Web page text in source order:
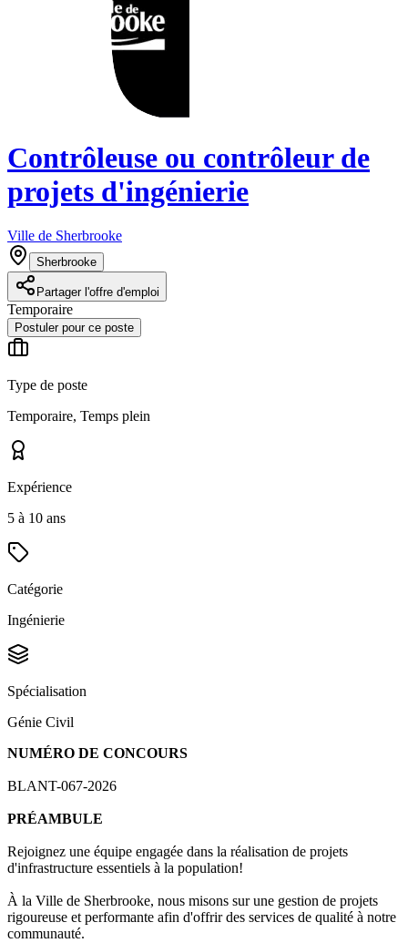
Contrôleuse ou contrôleur de
projets d'ingénierie
Ville de Sherbrooke
Sherbrooke
Partager l'offre d'emploi
Temporaire
Postuler pour ce poste
Type de poste
Temporaire, Temps plein
Expérience
5 à 10 ans
Catégorie
Ingénierie
Spécialisation
Génie Civil
NUMÉRO DE CONCOURS
BLANT-067-2026
PRÉAMBULE
Rejoignez une équipe engagée dans la réalisation de projets
d'infrastructure essentiels à la population!
À la Ville de Sherbrooke, nous misons sur une gestion de projets
rigoureuse et performante afin d'offrir des services de qualité à notre
communauté.